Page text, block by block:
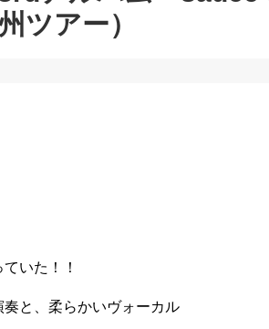
ツアー）
いた！！
奏と、柔らかいヴォーカル